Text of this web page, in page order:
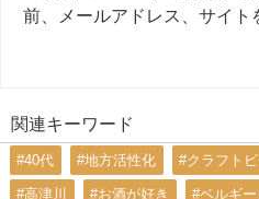
前、メールアドレス、サイト
関連キーワード
#40代 #地方活性化 #クラフト
#高津川 #お酒が好き #ベルギ